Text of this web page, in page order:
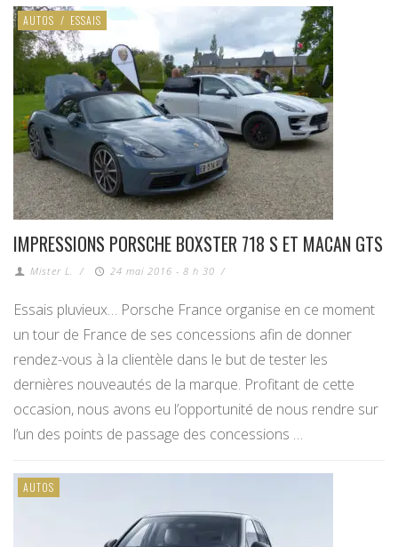
AUTOS / ESSAIS
IMPRESSIONS PORSCHE BOXSTER 718 S ET MACAN GTS
Mister L. / 24 mai 2016 - 8 h 30 /
Essais pluvieux… Porsche France organise en ce moment
un tour de France de ses concessions afin de donner
rendez-vous à la clientèle dans le but de tester les
dernières nouveautés de la marque. Profitant de cette
occasion, nous avons eu l’opportunité de nous rendre sur
l’un des points de passage des concessions …
AUTOS